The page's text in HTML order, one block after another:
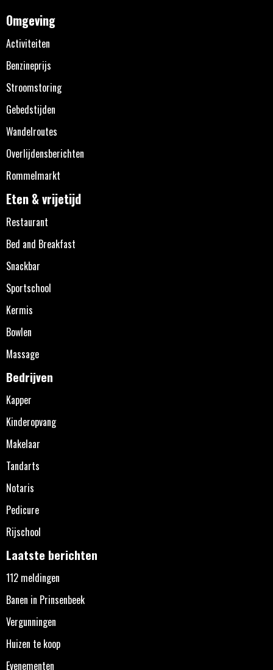
Omgeving
Activiteiten
Benzineprijs
Stroomstoring
Gebedstijden
Wandelroutes
Overlijdensberichten
Rommelmarkt
Eten & vrijetijd
Restaurant
Bed and Breakfast
Snackbar
Sportschool
Kermis
Bowlen
Massage
Bedrijven
Kapper
Kinderopvang
Makelaar
Tandarts
Notaris
Pedicure
Rijschool
Laatste berichten
112 meldingen
Banen in Prinsenbeek
Vergunningen
Huizen te koop
Evenementen